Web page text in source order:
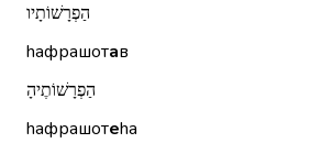
הַפְרָשׁוֹתָיו
hафрашотав
הַפְרָשׁוֹתֶיהָ
hафрашотеhа